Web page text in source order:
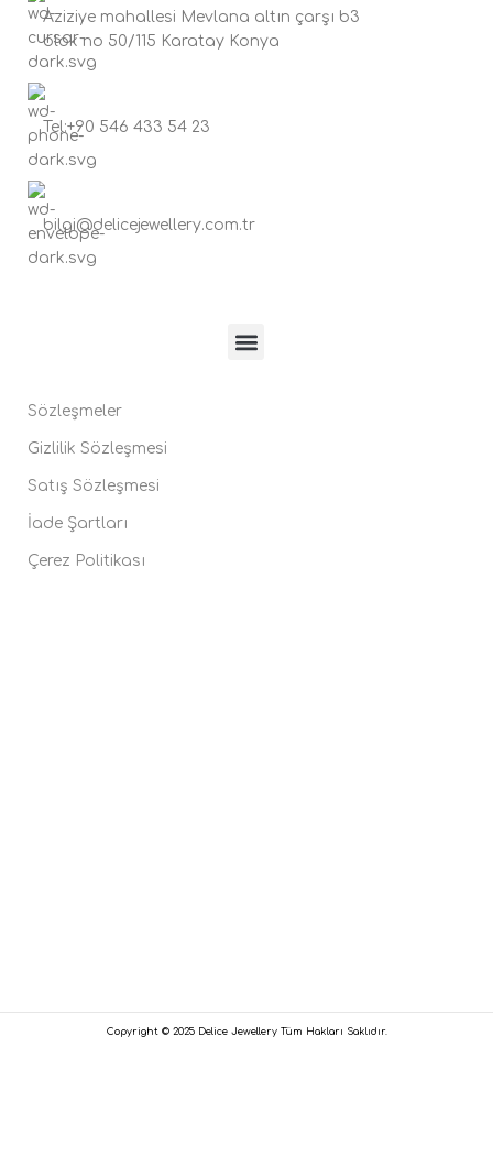
Aziziye mahallesi Mevlana altın çarşı b3
blok no 50/115 Karatay Konya
Tel:+90 546 433 54 23
bilgi@delicejewellery.com.tr
Sözleşmeler
Gizlilik Sözleşmesi
Satış Sözleşmesi
İade Şartları
Çerez Politikası
Copyright © 2025 Delice Jewellery Tüm Hakları Saklıdır.